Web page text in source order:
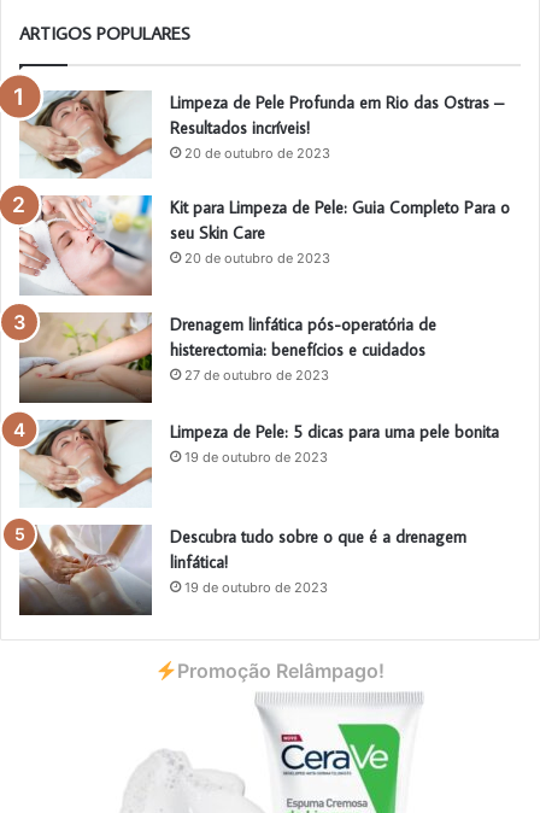
ARTIGOS POPULARES
Limpeza de Pele Profunda em Rio das Ostras –
Resultados incríveis!
20 de outubro de 2023
Kit para Limpeza de Pele: Guia Completo Para o
seu Skin Care
20 de outubro de 2023
Drenagem linfática pós-operatória de
histerectomia: benefícios e cuidados
27 de outubro de 2023
Limpeza de Pele: 5 dicas para uma pele bonita
19 de outubro de 2023
Descubra tudo sobre o que é a drenagem
linfática!
19 de outubro de 2023
Promoção Relâmpago!